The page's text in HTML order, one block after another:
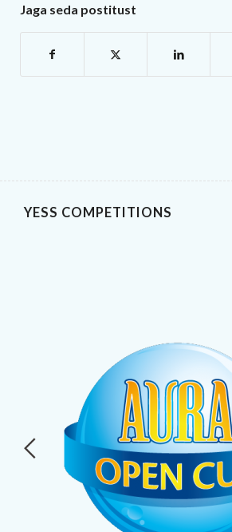
Jaga seda postitust
YESS COMPETITIONS